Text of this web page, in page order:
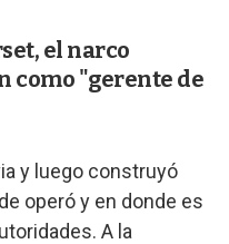
el narco
como "gerente de
y luego construyó
operó y en donde es
A la